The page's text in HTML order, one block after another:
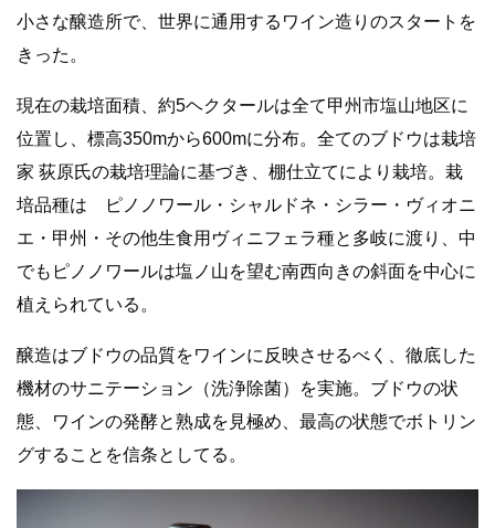
小さな醸造所で、世界に通用するワイン造りのスタートを
きった。
現在の栽培面積、約5ヘクタールは全て甲州市塩山地区に
位置し、標高350mから600mに分布。全てのブドウは栽培
家 荻原氏の栽培理論に基づき、棚仕立てにより栽培。栽
培品種は ピノノワール・シャルドネ・シラー・ヴィオニ
エ・甲州・その他生食用ヴィニフェラ種と多岐に渡り、中
でもピノノワールは塩ノ山を望む南西向きの斜面を中心に
植えられている。
醸造はブドウの品質をワインに反映させるべく、徹底した
機材のサニテーション（洗浄除菌）を実施。ブドウの状
態、ワインの発酵と熟成を見極め、最高の状態でボトリン
グすることを信条としてる。